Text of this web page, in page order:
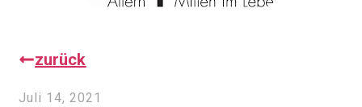
zurück
Juli 14, 2021